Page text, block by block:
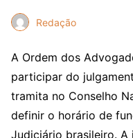
Redação
A Ordem dos
participar do
tramita no Conselho
definir o horário de
Judiciário brasileiro. A